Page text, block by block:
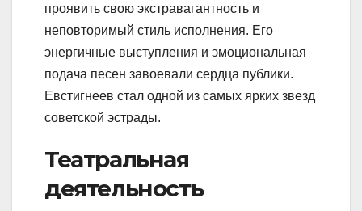
проявить свою экстравагантность и
неповторимый стиль исполнения. Его
энергичные выступления и эмоциональная
подача песен завоевали сердца публики.
Евстигнеев стал одной из самых ярких звезд
советской эстрады.
Театральная
деятельность